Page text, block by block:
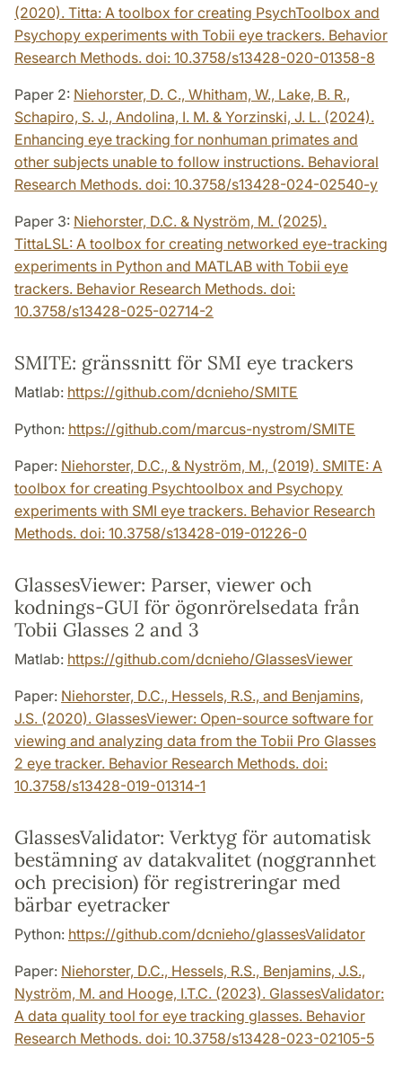
(2020). Titta: A toolbox for creating PsychToolbox and
Psychopy experiments with Tobii eye trackers. Behavior
Research Methods. doi: 10.3758/s13428-020-01358-8
Paper 2: Niehorster, D. C., Whitham, W., Lake, B. R.,
Schapiro, S. J., Andolina, I. M. & Yorzinski, J. L. (2024).
Enhancing eye tracking for nonhuman primates and
other subjects unable to follow instructions. Behavioral
Research Methods. doi: 10.3758/s13428-024-02540-y
Paper 3: Niehorster, D.C. & Nyström, M. (2025).
TittaLSL: A toolbox for creating networked eye-tracking
experiments in Python and MATLAB with Tobii eye
trackers. Behavior Research Methods. doi:
10.3758/s13428-025-02714-2
SMITE: gränssnitt för SMI eye trackers
Matlab: https://github.com/dcnieho/SMITE
Python: https://github.com/marcus-nystrom/SMITE
Paper: Niehorster, D.C., & Nyström, M., (2019). SMITE: A
toolbox for creating Psychtoolbox and Psychopy
experiments with SMI eye trackers. Behavior Research
Methods. doi: 10.3758/s13428-019-01226-0
GlassesViewer: Parser, viewer och
kodnings-GUI för ögonrörelsedata från
Tobii Glasses 2 and 3
Matlab: https://github.com/dcnieho/GlassesViewer
Paper: Niehorster, D.C., Hessels, R.S., and Benjamins,
J.S. (2020). GlassesViewer: Open-source software for
viewing and analyzing data from the Tobii Pro Glasses
2 eye tracker. Behavior Research Methods. doi:
10.3758/s13428-019-01314-1
GlassesValidator: Verktyg för automatisk
bestämning av datakvalitet (noggrannhet
och precision) för registreringar med
bärbar eyetracker
Python: https://github.com/dcnieho/glassesValidator
Paper: Niehorster, D.C., Hessels, R.S., Benjamins, J.S.,
Nyström, M. and Hooge, I.T.C. (2023). GlassesValidator:
A data quality tool for eye tracking glasses. Behavior
Research Methods. doi: 10.3758/s13428-023-02105-5